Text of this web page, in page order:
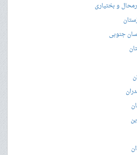
و بختیاری
جنوبی